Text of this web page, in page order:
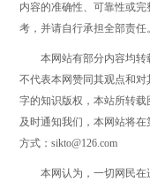
内容的准确性、可靠性或
考，并请自行承担全部责任
本网站有部分内容均
不代表本网赞同其观点和
字的知识版权，本站所转
及时通知我们，本网站将
方式：sikto@126.com
本网认为，一切网民